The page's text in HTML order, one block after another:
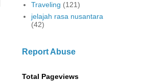
Traveling (121)
jelajah rasa nusantara
(42)
Report Abuse
Total Pageviews